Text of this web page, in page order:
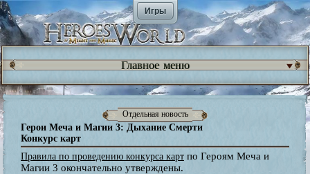
Игры
Главное меню
Отдельная новость
Герои Меча и Магии 3: Дыхание Смерти
Конкурс карт
Правила по проведению конкурса карт по Героям Меча и
Магии 3 окончательно утверждены.